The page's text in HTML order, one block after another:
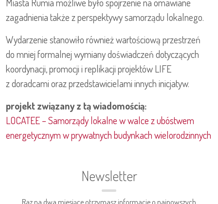
zagadnienia także z perspektywy samorządu lokalnego.
Wydarzenie stanowiło również wartościową przestrzeń
do mniej formalnej wymiany doświadczeń dotyczących
koordynacji, promocji i replikacji projektów LIFE
z doradcami oraz przedstawicielami innych inicjatyw.
projekt związany z tą wiadomością:
LOCATEE – Samorządy lokalne w walce z ubóstwem
energetycznym w prywatnych budynkach wielorodzinnych
Newsletter
Raz na dwa miesiące otrzymasz informacje o najnowszych